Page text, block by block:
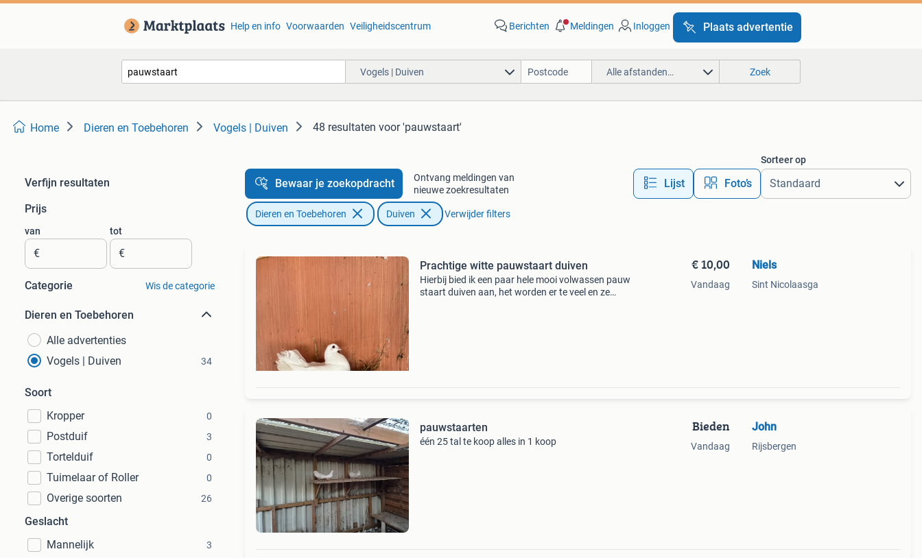
Help en info Voorwaarden Veiligheidscentrum Berichten Meldingen Inloggen Plaats advertentie
Vogels | Duiven Alle afstanden… Zoek
Home Dieren en Toebehoren Vogels | Duiven 48 resultaten voor 'pauwstaart'
Verfijn resultaten
Prijs
van
€
tot
€
Categorie Wis de categorie
Dieren en Toebehoren
Alle advertenties
Vogels | Duiven
34
Soort
Kropper
0
Postduif 3
Tortelduif 0
Tuimelaar of Roller 0
Overige soorten 26
Geslacht
Mannelijk
3
Bewaar je zoekopdracht
Ontvang meldingen van
nieuwe zoekresultaten
Lijst Foto’s
Sorteer op
Dieren en Toebehoren Duiven Verwijder filters
Prachtige witte pauwstaart duiven
Hierbij bied ik een paar hele mooi volwassen pauw
staart duiven aan, het worden er te veel en ze
€ 10,00
Vandaag
Niels
Sint Nicolaasga
pauwstaarten
één 25 tal te koop alles in 1 koop
Bieden
Vandaag
John
Rijsbergen